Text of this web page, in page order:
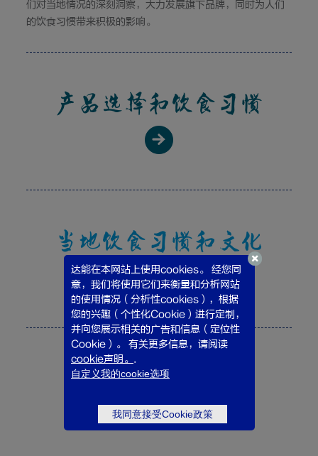
们对当地情况的深刻洞察，大力发展旗下品牌，同时为人们
的饮食习惯带来积极的影响。
产品选择和饮食习惯
当地饮食习惯和文化
负责任的企业实践
达能在本网站上使用cookies。 经您同
意，我们将使用它们来衡量和分析网站
的使用情况（分析性cookies），根据
您的兴趣（个性化Cookie）进行定制，
并向您展示相关的广告和信息（定位性
Cookie）。 有关更多信息，请阅读
cookie声明。 .
自定义我的cookie选项
我同意接受Cookie政策